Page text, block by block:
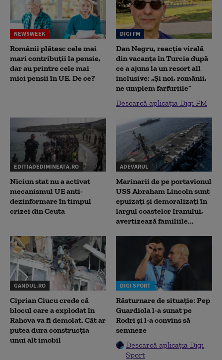
NEWSWEEK
Românii plătesc cele mai
mari contribuții la pensie,
dar au printre cele mai
mici pensii în UE. De ce?
DIGI FM
Dan Negru, reacție virală
din vacanța în Turcia după
ce a ajuns la un resort all
inclusive: „Și noi, românii,
ne umplem farfuriile”
Descarcă aplicația Digi FM
EDITIADEDIMINEATA.RO
Niciun stat nu a activat
mecanismul UE anti-
dezinformare în timpul
crizei din Ceuta
ADEVARUL
Marinarii de pe portavionul
USS Abraham Lincoln sunt
epuizați și demoralizați în
largul coastelor Iranului,
avertizează familiile...
GANDUL.RO
Ciprian Ciucu crede că
blocul care a explodat în
Rahova va fi demolat. Cât ar
putea dura construcția
unui alt imobil
DIGI SPORT
Răsturnare de situație: Pep
Guardiola l-a sunat pe
Rodri și l-a convins să
semneze
Descarcă aplicația Digi
Sport